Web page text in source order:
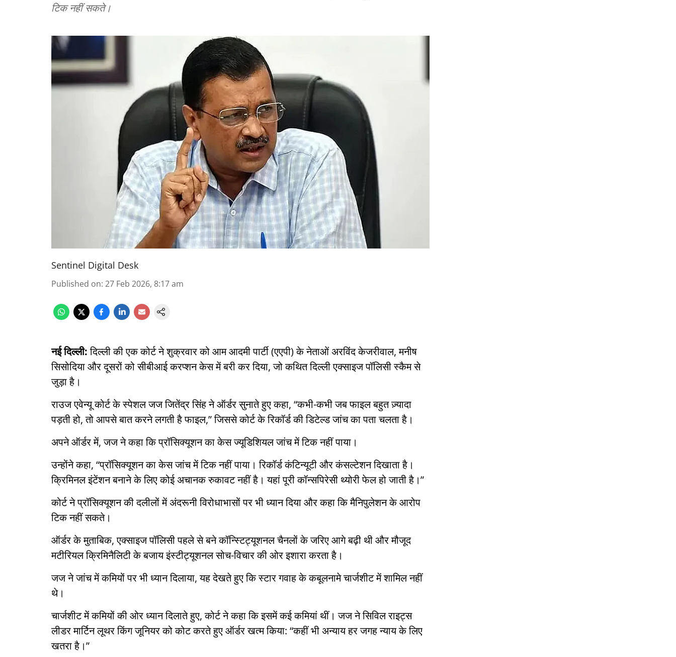
टिक नहीं सकते।
Sentinel Digital Desk
Published on: 27 Feb 2026, 8:17 am
नई दिल्ली:दिल्ली की एक कोर्ट ने शुक्रवार को आम आदमी पार्टी (एएपी) के नेताओं अरविंद केजरीवाल, मनीष
सिसोदिया और दूसरों को सीबीआई करप्शन केस में बरी कर दिया, जो कथित दिल्ली एक्साइज पॉलिसी स्कैम से
जुड़ा है।
राउज एवेन्यू कोर्ट के स्पेशल जज जितेंद्र सिंह ने ऑर्डर सुनाते हुए कहा, “कभी-कभी जब फाइल बहुत ज़्यादा
पड़ती हो, तो आपसे बात करने लगती है फाइल,” जिससे कोर्ट के रिकॉर्ड की डिटेल्ड जांच का पता चलता है।
अपने ऑर्डर में, जज ने कहा कि प्रॉसिक्यूशन का केस ज्यूडिशियल जांच में टिक नहीं पाया।
उन्होंने कहा, “प्रॉसिक्यूशन का केस जांच में टिक नहीं पाया। रिकॉर्ड कंटिन्यूटी और कंसल्टेशन दिखाता है।
क्रिमिनल इंटेंशन बनाने के लिए कोई अचानक रुकावट नहीं है। यहां पूरी कॉन्सपिरेसी थ्योरी फेल हो जाती है।”
कोर्ट ने प्रॉसिक्यूशन की दलीलों में अंदरूनी विरोधाभासों पर भी ध्यान दिया और कहा कि मैनिपुलेशन के आरोप
टिक नहीं सकते।
ऑर्डर के मुताबिक, एक्साइज पॉलिसी पहले से बने कॉन्स्टिट्यूशनल चैनलों के जरिए आगे बढ़ी थी और मौजूद
मटीरियल क्रिमिनैलिटी के बजाय इंस्टीट्यूशनल सोच-विचार की ओर इशारा करता है।
जज ने जांच में कमियों पर भी ध्यान दिलाया, यह देखते हुए कि स्टार गवाह के कबूलनामे चार्जशीट में शामिल नहीं
थे।
चार्जशीट में कमियों की ओर ध्यान दिलाते हुए, कोर्ट ने कहा कि इसमें कई कमियां थीं। जज ने सिविल राइट्स
लीडर मार्टिन लूथर किंग जूनियर को कोट करते हुए ऑर्डर खत्म किया: “कहीं भी अन्याय हर जगह न्याय के लिए
खतरा है।”